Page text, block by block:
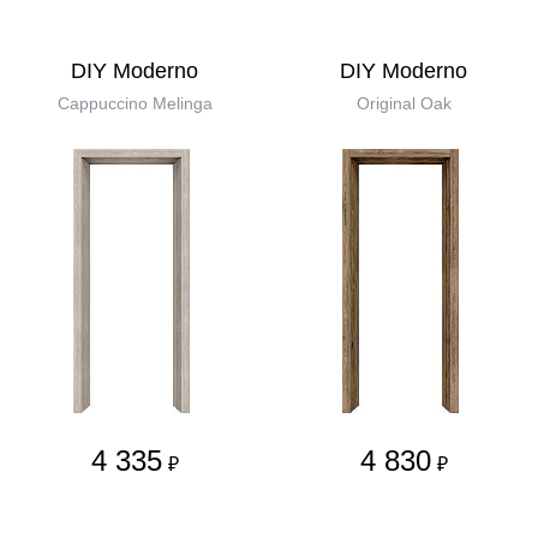
DIY Moderno
Cappuccino Melinga
4 335 ₽
DIY Moderno
Original Oak
4 830 ₽